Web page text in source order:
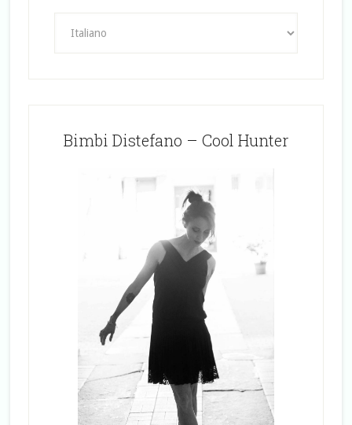
Bimbi Distefano – Cool Hunter